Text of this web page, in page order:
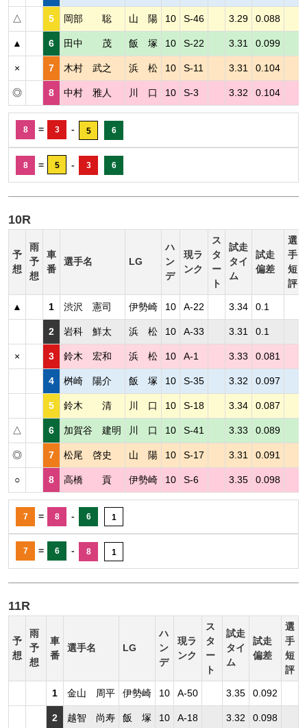
△ 5 岡部 聡 山 陽 10 S-46 3.29 0.088
▲ 6 田中 茂 飯 塚 10 S-22 3.31 0.099
× 7 木村 武之 浜 松 10 S-11 3.31 0.104
◎ 8 中村 雅人 川 口 10 S-3 3.32 0.104
8 = 3 - 5 6
8 = 5 - 3 6
10R
予
想
雨
予
想
車
番
選手名 LG
ハ
ン
デ
現ラ
ンク
ス
タ
ー
ト
試走
タイ
ム
試走
偏差
選
手
短
評
▲ 1 渋沢 憲司 伊勢崎 10 A-22 3.34 0.1
2 岩科 鮮太 浜 松 10 A-33 3.31 0.1
× 3 鈴木 宏和 浜 松 10 A-1 3.33 0.081
4 桝崎 陽介 飯 塚 10 S-35 3.32 0.097
5 鈴木 清 川 口 10 S-18 3.34 0.087
△ 6 加賀谷 建明 川 口 10 S-41 3.33 0.089
◎ 7 松尾 啓史 山 陽 10 S-17 3.31 0.091
○ 8 高橋 貢 伊勢崎 10 S-6 3.35 0.098
7 = 8 - 6 1
7 = 6 - 8 1
11R
予
想
雨
予
想
車
番
選手名 LG
ハ
ン
デ
現ラ
ンク
ス
タ
ー
ト
試走
タイ
ム
試走
偏差
選
手
短
評
1 金山 周平 伊勢崎 10 A-50 3.35 0.092
2 越智 尚寿 飯 塚 10 A-18 3.32 0.098